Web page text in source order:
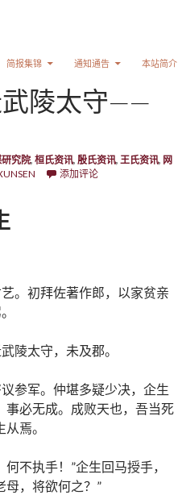
简报集锦 通知通告 本站简介
武陵太守——
究院, 桓氏资讯, 殷氏资讯, 王氏资讯, 网
添加评论
。初拜佐著作郎，以家贫亲
陵太守，未及郡。
参军。仲堪多疑少决，企生
事必无成。成败天也，吾当死
焉。
不执手！”企生回马授手，
母，将欲何之？”